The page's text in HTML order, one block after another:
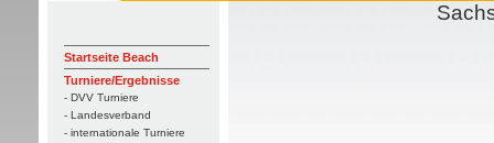
Startseite Beach
Turniere/Ergebnisse
- DVV Turniere
- Landesverband
- internationale Turniere